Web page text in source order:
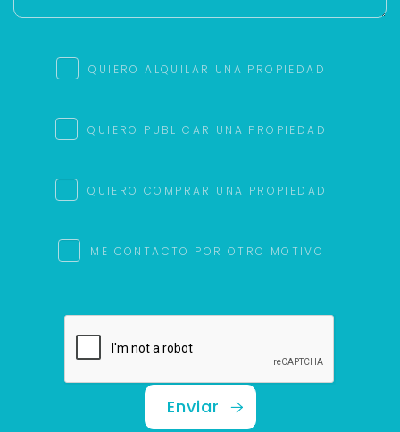
QUIERO ALQUILAR UNA PROPIEDAD
QUIERO PUBLICAR UNA PROPIEDAD
QUIERO COMPRAR UNA PROPIEDAD
ME CONTACTO POR OTRO MOTIVO
Enviar